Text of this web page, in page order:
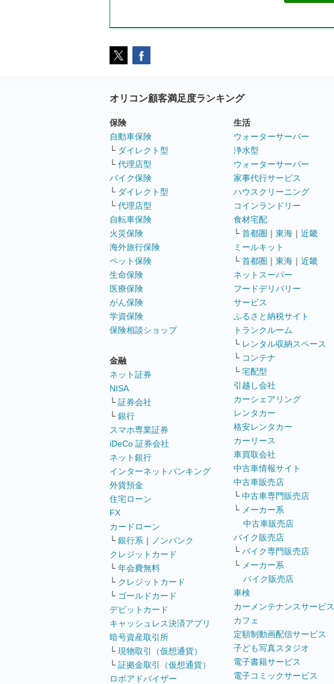
オリコン顧客満足度ランキング
保険
自動車保険
└ ダイレクト型
└ 代理店型
バイク保険
└ ダイレクト型
└ 代理店型
自転車保険
火災保険
海外旅行保険
ペット保険
生命保険
医療保険
がん保険
学資保険
保険相談ショップ
金融
ネット証券
NISA
└ 証券会社
└ 銀行
スマホ専業証券
iDeCo 証券会社
ネット銀行
インターネットバンキング
外貨預金
住宅ローン
FX
カードローン
└ 銀行系 ｜
ノンバンク
クレジットカード
└ 年会費無料
└ クレジットカード
└ ゴールドカード
デビットカード
キャッシュレス決済アプリ
暗号資産取引所
└ 現物取引（仮想通貨）
└ 証拠金取引（仮想通貨）
ロボアドバイザー
生活
ウォーターサーバー
浄水型
ウォーターサーバー
家事代行サービス
ハウスクリーニング
コインランドリー
食材宅配
└ 首都圏 ｜ 東海 ｜ 近畿
ミールキット
└ 首都圏 ｜ 東海 ｜ 近畿
ネットスーパー
フードデリバリー
サービス
ふるさと納税サイト
トランクルーム
└ レンタル収納スペース
└ コンテナ
└ 宅配型
引越し会社
カーシェアリング
レンタカー
格安レンタカー
カーリース
車買取会社
中古車情報サイト
中古車販売店
└ 中古車専門販売店
└ メーカー系
中古車販売店
バイク販売店
└ バイク専門販売店
└ メーカー系
バイク販売店
車検
カーメンテナンスサービス
カフェ
定額制動画配信サービス
子ども写真スタジオ
電子書籍サービス
電子コミックサービス